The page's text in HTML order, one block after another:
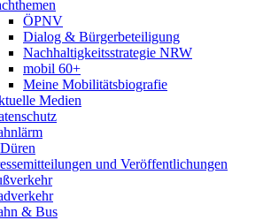
ÖPNV
Dialog & Bürgerbeteiligung
Nachhaltigkeitsstrategie NRW
mobil 60+
Meine Mobilitätsbiografie
Medien
und Veröffentlichungen
& Bus